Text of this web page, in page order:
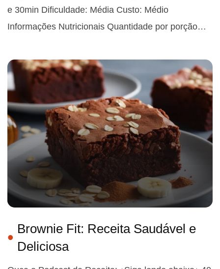
e 30min Dificuldade: Média Custo: Médio
Informações Nutricionais Quantidade por porção…
Brownie Fit: Receita Saudável e
Deliciosa